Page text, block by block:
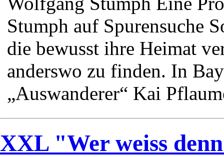
Stumph auf Spurensuche
die bewusst ihre Heimat
anderswo zu finden. In
„Auswanderer“ Kai
XXL "Wer weiss